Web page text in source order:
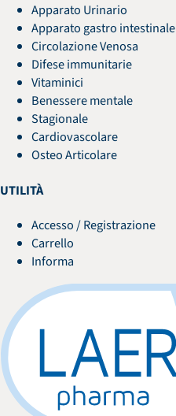
Apparato Urinario
Apparato gastro intestinale
Circolazione Venosa
Difese immunitarie
Vitaminici
Benessere mentale
Stagionale
Cardiovascolare
Osteo Articolare
UTILITÀ
Accesso / Registrazione
Carrello
Informa